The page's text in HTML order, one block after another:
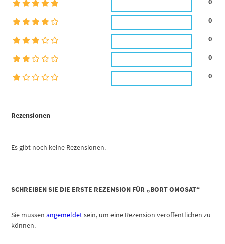
Rezensionen
Es gibt noch keine Rezensionen.
0
0
0
0
SCHREIBEN SIE DIE ERSTE REZENSION FÜR „BORT OMOSAT“
Sie müssenangemeldetsein, um eine Rezension veröffentlichen zu
können.